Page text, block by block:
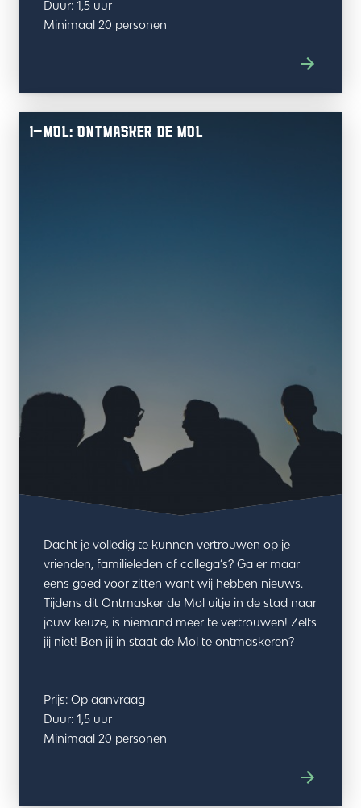
Duur: 1,5 uur
Minimaal 20 personen
I-MOL: ONTMASKER DE MOL
Dacht je volledig te kunnen vertrouwen op je
vrienden, familieleden of collega’s? Ga er maar
eens goed voor zitten want wij hebben nieuws.
Tijdens dit Ontmasker de Mol uitje in de stad naar
jouw keuze, is niemand meer te vertrouwen! Zelfs
jij niet! Ben jij in staat de Mol te ontmaskeren?
Prijs: Op aanvraag
Duur: 1,5 uur
Minimaal 20 personen